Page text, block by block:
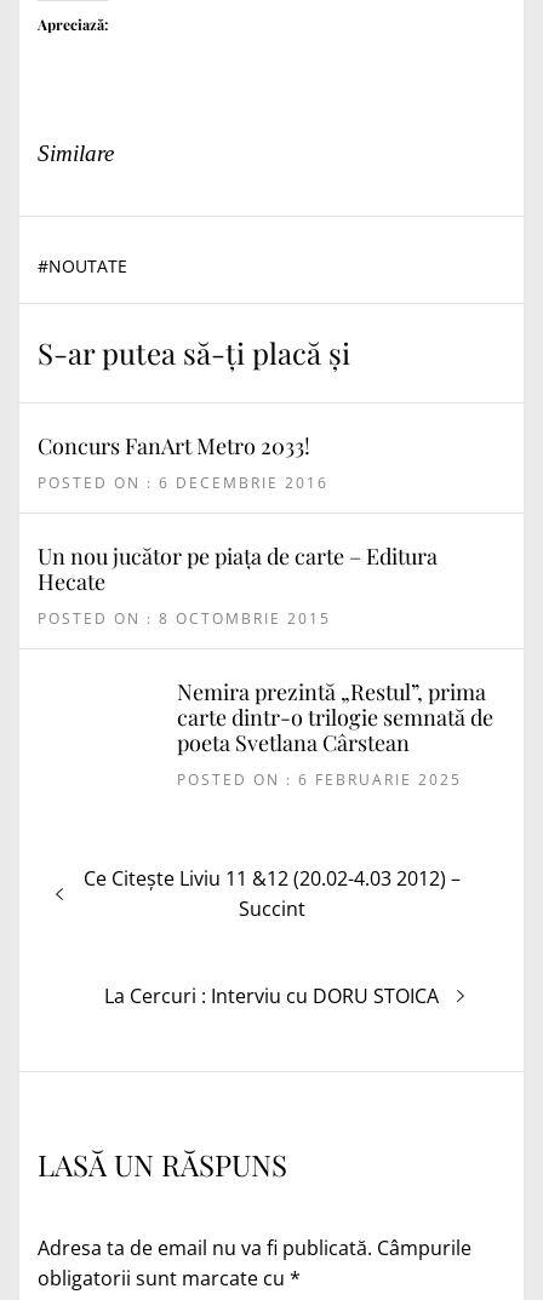
Apreciază:
Similare
#NOUTATE
S-ar putea să-ți placă și
Concurs FanArt Metro 2033!
POSTED ON : 6 DECEMBRIE 2016
Un nou jucător pe piața de carte – Editura
Hecate
POSTED ON : 8 OCTOMBRIE 2015
Nemira prezintă „Restul”, prima
carte dintr-o trilogie semnată de
poeta Svetlana Cârstean
POSTED ON : 6 FEBRUARIE 2025
Navigare
în
Articolul
Ce Citește Liviu 11 &12 (20.02-4.03 2012) –
Succint
Articolul
La Cercuri : Interviu cu DORU STOICA
LASĂ UN RĂSPUNS
Adresa ta de email nu va fi publicată. Câmpurile
obligatorii sunt marcate cu *